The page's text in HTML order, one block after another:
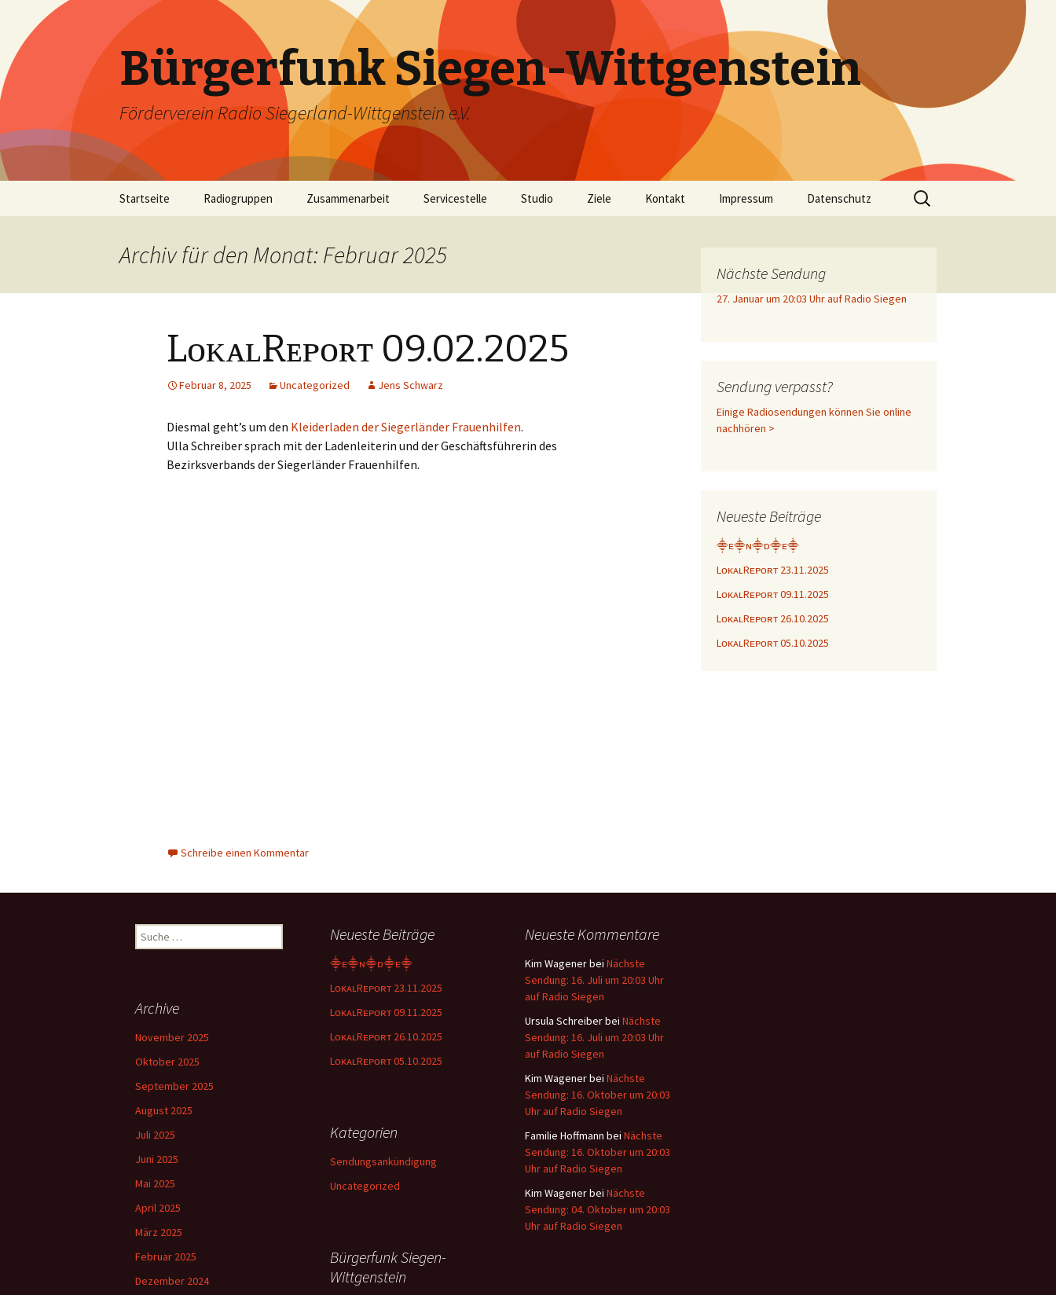
Bürgerfunk Siegen-Wittgenstein
Förderverein Radio Siegerland-Wittgenstein e.V.
Startseite Radiogruppen Zusammenarbeit Servicestelle Studio Ziele Kontakt Impressum Datenschutz
Suche
nach:
Archiv für den Monat: Februar 2025
LᴏᴋᴀʟRᴇᴘᴏʀᴛ 09.02.2025
Februar 8, 2025 Uncategorized Jens Schwarz
Diesmal geht’s um den Kleiderladen der Siegerländer Frauenhilfen.
Ulla Schreiber sprach mit der Ladenleiterin und der Geschäftsführerin des
Bezirksverbands der Siegerländer Frauenhilfen.
Schreibe einen Kommentar
Nächste Sendung
27. Januar um 20:03 Uhr auf Radio Siegen
Sendung verpasst?
Einige Radiosendungen können Sie online
nachhören >
Neueste Beiträge
⸎ᴇ⸎ɴ⸎ᴅ⸎ᴇ⸎
LᴏᴋᴀʟRᴇᴘᴏʀᴛ 23.11.2025
LᴏᴋᴀʟRᴇᴘᴏʀᴛ 09.11.2025
LᴏᴋᴀʟRᴇᴘᴏʀᴛ 26.10.2025
LᴏᴋᴀʟRᴇᴘᴏʀᴛ 05.10.2025
Suche
nach:
Neueste Beiträge
⸎ᴇ⸎ɴ⸎ᴅ⸎ᴇ⸎
LᴏᴋᴀʟRᴇᴘᴏʀᴛ 23.11.2025
LᴏᴋᴀʟRᴇᴘᴏʀᴛ 09.11.2025
LᴏᴋᴀʟRᴇᴘᴏʀᴛ 26.10.2025
LᴏᴋᴀʟRᴇᴘᴏʀᴛ 05.10.2025
Neueste Kommentare
Kim Wagenerbei Nächste
Sendung: 16. Juli um 20:03 Uhr
auf Radio Siegen
Ursula Schreiberbei Nächste
Sendung: 16. Juli um 20:03 Uhr
auf Radio Siegen
Kim Wagenerbei Nächste
Sendung: 16. Oktober um 20:03
Uhr auf Radio Siegen
Familie Hoffmann bei Nächste
Sendung: 16. Oktober um 20:03
Uhr auf Radio Siegen
Kim Wagenerbei Nächste
Sendung: 04. Oktober um 20:03
Uhr auf Radio Siegen
Archive
November 2025
Oktober 2025
September 2025
August 2025
Juli 2025
Juni 2025
Mai 2025
April 2025
März 2025
Februar 2025
Dezember 2024
Kategorien
Sendungsankündigung
Uncategorized
Bürgerfunk Siegen-
Wittgenstein